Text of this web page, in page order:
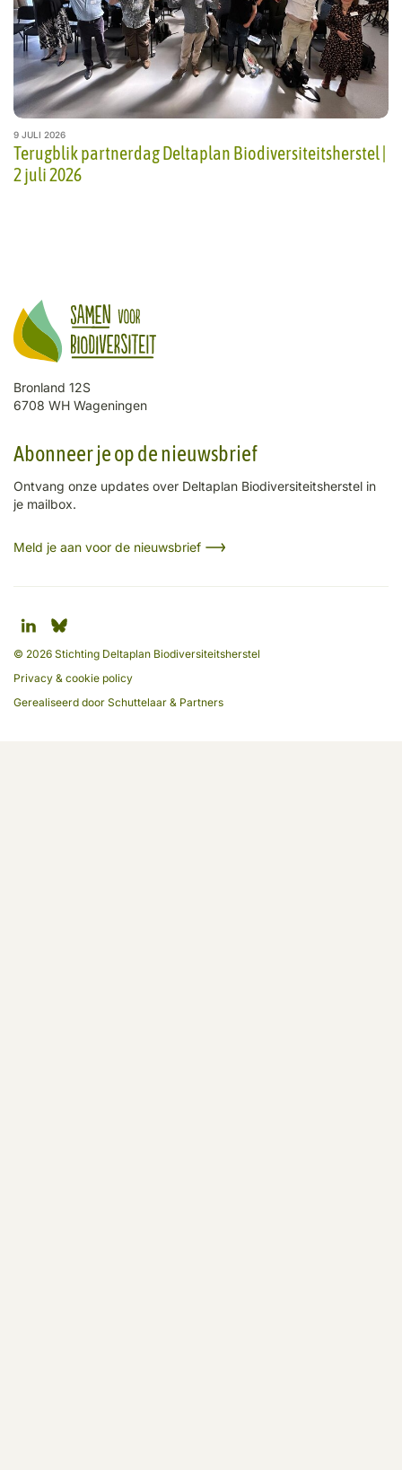
9 JULI 2026
Terugblik partnerdag Deltaplan Biodiversiteitsherstel |
2 juli 2026
Bronland 12S
6708 WH Wageningen
Abonneer je op de nieuwsbrief
Ontvang onze updates over Deltaplan Biodiversiteitsherstel in
je mailbox.
Meld je aan voor de nieuwsbrief
© 2026 Stichting Deltaplan Biodiversiteitsherstel
Privacy & cookie policy
Gerealiseerd door Schuttelaar & Partners